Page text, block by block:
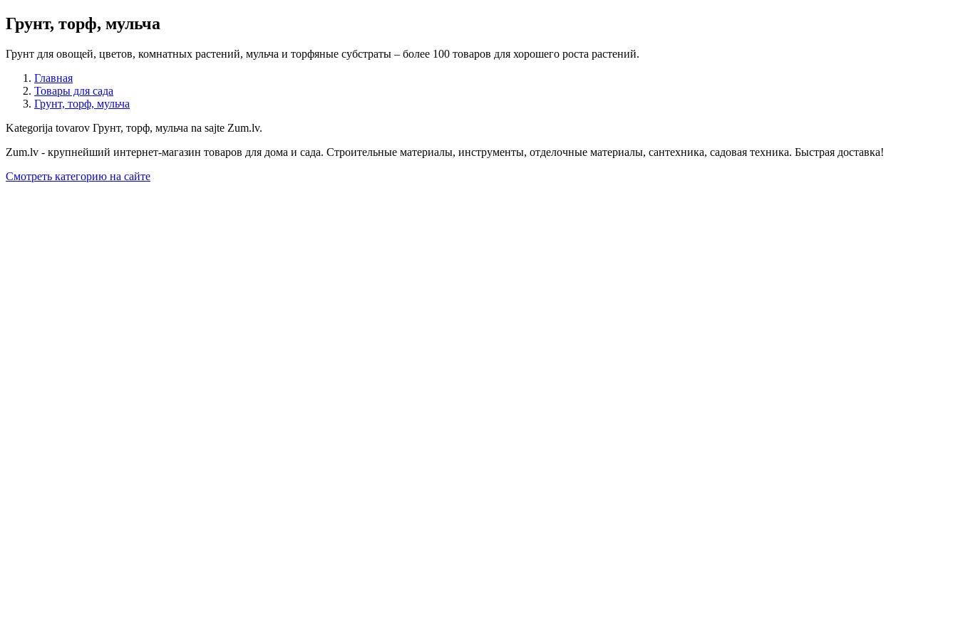
Грунт, торф, мульча
Грунт для овощей, цветов, комнатных растений, мульча и торфяные субстраты – более 100 товаров для хорошего роста растений.
Главная
Товары для сада
Грунт, торф, мульча
Kategorija tovarov Грунт, торф, мульча na sajte Zum.lv.
Zum.lv - крупнейший интернет-магазин товаров для дома и сада. Строительные материалы, инструменты, отделочные материалы, сантехника, садовая техника. Быстрая доставка!
Смотреть категорию на сайте